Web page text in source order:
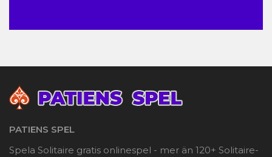
PATIENS SPEL
Spela Solitaire gratis onlinespel - mer än 120+ Solitaire-